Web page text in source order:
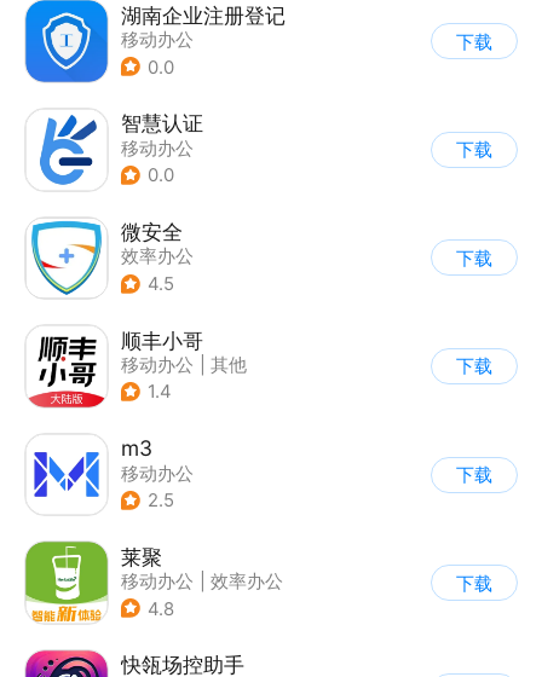
湖南企业注册登记
移动办公
0.0
下载
智慧认证
移动办公
0.0
下载
微安全
效率办公
4.5
下载
顺丰小哥
移动办公
其他
1.4
下载
m3
移动办公
2.5
下载
莱聚
移动办公
效率办公
4.8
下载
快瓴场控助手